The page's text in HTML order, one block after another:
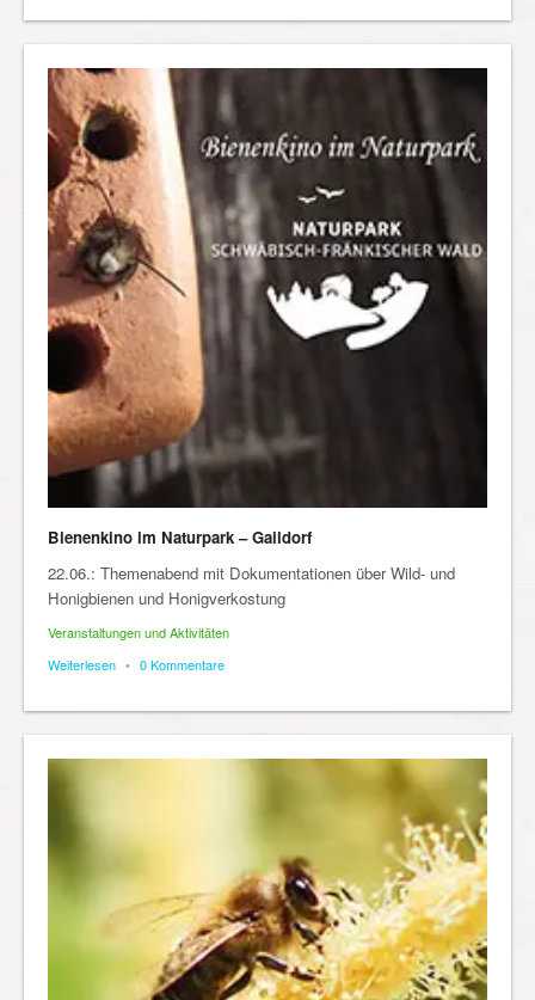
Bienenkino im Naturpark – Gaildorf
22.06.: Themenabend mit Dokumentationen über Wild- und
Honigbienen und Honigverkostung
Veranstaltungen und Aktivitäten
Weiterlesen • 0 Kommentare